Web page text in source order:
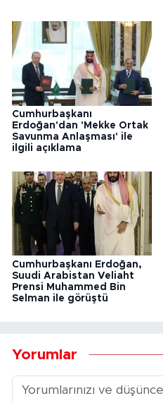
Cumhurbaşkanı
Erdoğan'dan 'Mekke Ortak
Savunma Anlaşması' ile
ilgili açıklama
Cumhurbaşkanı Erdoğan,
Suudi Arabistan Veliaht
Prensi Muhammed Bin
Selman ile görüştü
Yorumlar